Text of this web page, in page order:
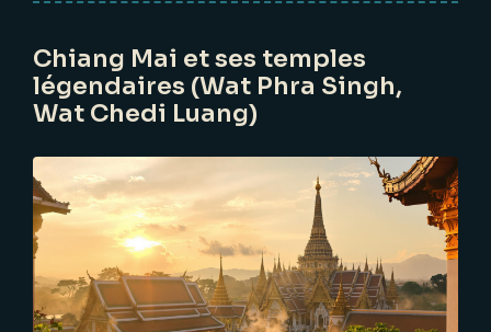
Chiang Mai et ses temples
légendaires (Wat Phra Singh,
Wat Chedi Luang)